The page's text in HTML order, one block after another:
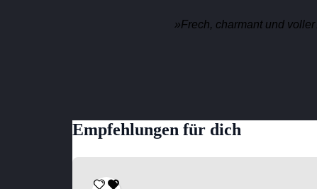
»Frech, charmant und voller
Empfehlungen für dich